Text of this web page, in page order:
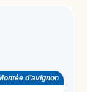
d’avignon